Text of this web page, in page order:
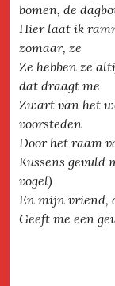
bomen, de
Hier laat ik
zomaar, ze
Ze hebben ze
dat draagt me
Zwart van het
voorsteden
Door het raam
Kussens gevuld
vogel)
En mijn vriend,
Geeft me een